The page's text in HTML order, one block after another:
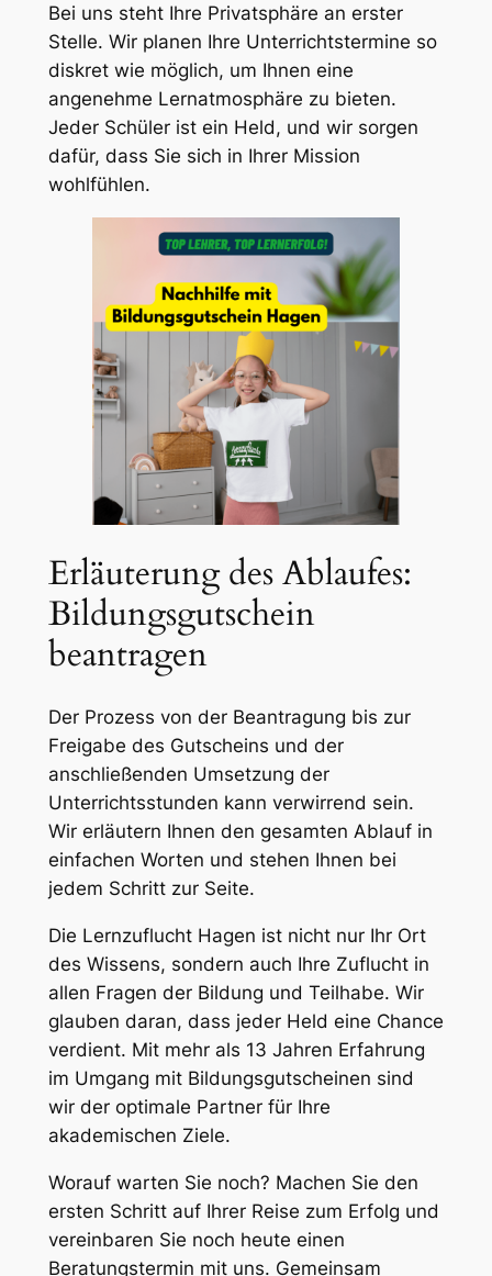
Bei uns steht Ihre Privatsphäre an erster
Stelle. Wir planen Ihre Unterrichtstermine so
diskret wie möglich, um Ihnen eine
angenehme Lernatmosphäre zu bieten.
Jeder Schüler ist ein Held, und wir sorgen
dafür, dass Sie sich in Ihrer Mission
wohlfühlen.
Erläuterung des Ablaufes:
Bildungsgutschein
beantragen
Der Prozess von der Beantragung bis zur
Freigabe des Gutscheins und der
anschließenden Umsetzung der
Unterrichtsstunden kann verwirrend sein.
Wir erläutern Ihnen den gesamten Ablauf in
einfachen Worten und stehen Ihnen bei
jedem Schritt zur Seite.
Die Lernzuflucht Hagen ist nicht nur Ihr Ort
des Wissens, sondern auch Ihre Zuflucht in
allen Fragen der Bildung und Teilhabe. Wir
glauben daran, dass jeder Held eine Chance
verdient. Mit mehr als 13 Jahren Erfahrung
im Umgang mit Bildungsgutscheinen sind
wir der optimale Partner für Ihre
akademischen Ziele.
Worauf warten Sie noch? Machen Sie den
ersten Schritt auf Ihrer Reise zum Erfolg und
vereinbaren Sie noch heute einen
Beratungstermin mit uns. Gemeinsam